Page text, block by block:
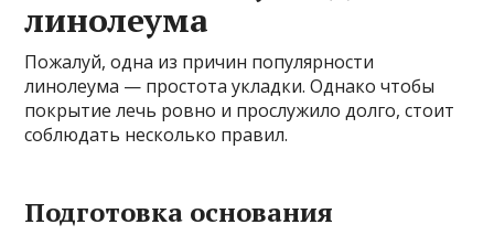
линолеума
Пожалуй, одна из причин популярности
линолеума — простота укладки. Однако чтобы
покрытие лечь ровно и прослужило долго, стоит
соблюдать несколько правил.
Подготовка основания